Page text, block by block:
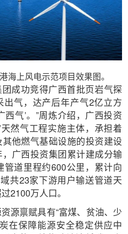
海上风电示范项目效果图。
成功竞得广西首批页岩气探
出气，达产后年产气2亿立方
西气’。”周炼介绍，广西投资
然气工程实施主体，承担着
他燃气基础设施的投资建设
广西投资集团累计建成分输
管道里程约600公里，累计向
共23家下游用户输送管道天
2100万人口。
源禀赋具有“富煤、贫油、少
在保障能源安全稳定供应中